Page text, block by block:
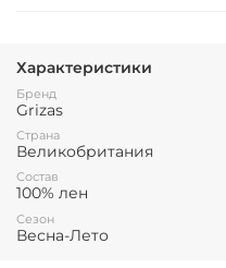
Характеристики
Бренд
Grizas
Страна
Великобритания
Состав
100% лен
Сезон
Весна-Лето